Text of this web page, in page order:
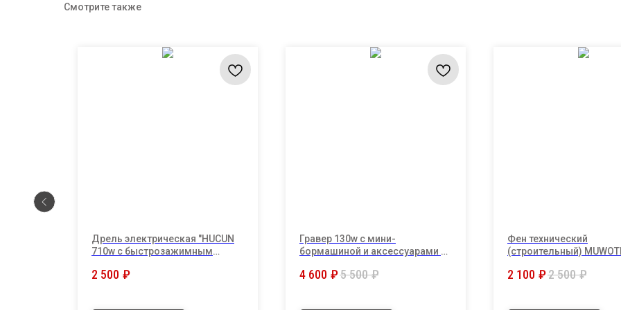
Смотрите также
Дрель электрическая "HUCUN
710w с быстрозажимным
2 500 ₽
Гравер 130w с мини-
бормашиной и аксессуарами в
4 600 ₽5 500 ₽
Фен технический
(строительный)
2 100 ₽2 500 ₽